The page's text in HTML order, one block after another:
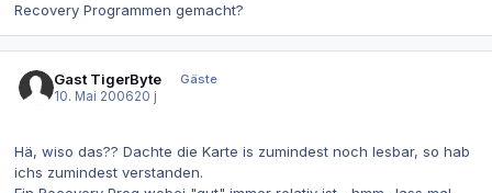
Recovery Programmen gemacht?
Gast TigerByte
Gäste
10. Mai 200620 j
Hä, wiso das?? Dachte die Karte is zumindest noch lesbar, so hab
ichs zumindest verstanden.